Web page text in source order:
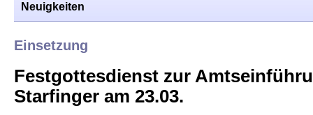
Neuigkeiten
Einsetzung
Festgottesdienst zur
Starfinger am 23.03.